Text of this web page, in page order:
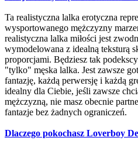
Ta realistyczna lalka erotyczna
wysportowanego mężczyzny
realistyczna lalka miłości jest
wymodelowana z idealną teksturą
proporcjami. Będziesz tak
"tylko" męska lalka. Jest zawsze
fantazję, każdą perwersję i każdą
idealny dla Ciebie, jeśli zawsze
mężczyzną, nie masz obecnie
fantazje bez żadnych ograniczeń.
Dlaczego pokochasz Loverboy